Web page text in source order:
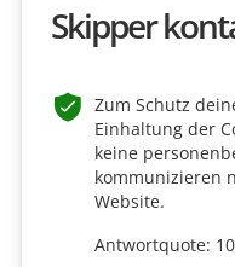
Skipper
Zum Schutz
Einhaltung der
keine
kommunizieren
Website.
Antwortquote: